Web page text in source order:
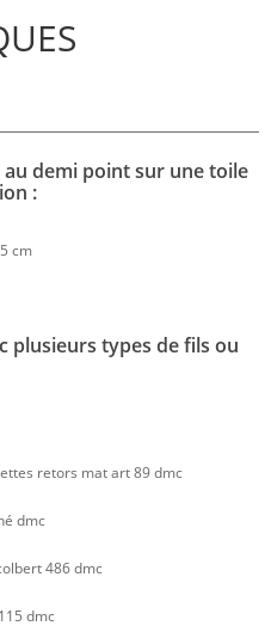
demi point sur une toile
:
cm
plusieurs types de fils ou
retors mat art 89 dmc
dmc
486 dmc
dmc